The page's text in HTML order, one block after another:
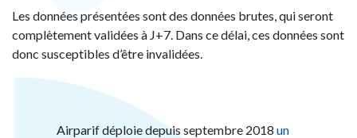
Les données présentées sont des données brutes, qui seront
complètement validées à J+7. Dans ce délai, ces données sont
donc susceptibles d’être invalidées.
Airparif déploie depuis septembre 2018 un